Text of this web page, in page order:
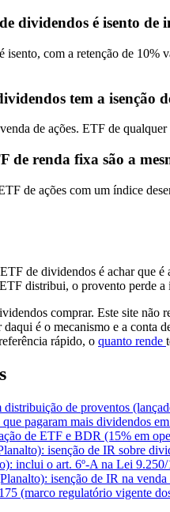
dividendos é isento de
com a retenção de 10%
tem a isenção
de ações. ETF de
de renda fixa são a
de ações com um índice
de dividendos é achar que
distribui, o provento perde
comprar. Este site não
é o mecanismo e a conta
rápido, o quanto rende
de proventos
pagaram mais dividendos
de ETF e BDR (15% em
isenção de IR sobre
inclui o art. 6º-A na Lei
isenção de IR na
(marco regulatório vigente